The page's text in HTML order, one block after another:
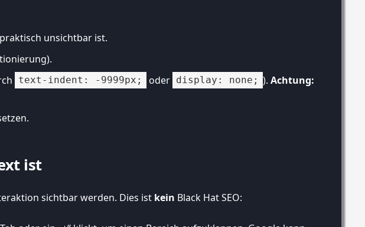
unsichtbar ist.
text-indent: -9999px; oder display: none; ). Achtung:
ist
sichtbar werden. Dies ist kein Black Hat SEO: